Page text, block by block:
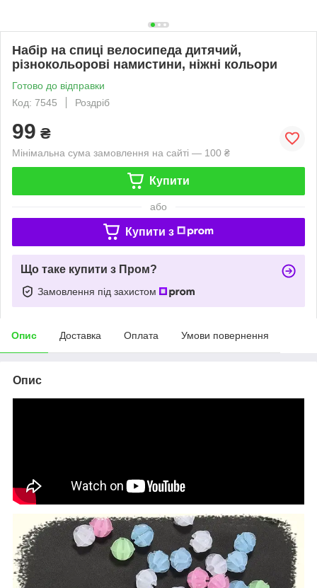
Набір на спиці велосипеда дитячий,
різнокольорові намистини, ніжні кольори
Готово до відправки
Код: 7545
Роздріб
99 ₴
Мінімальна сума замовлення на сайті — 100 ₴
Купити
або
Купити з
Що таке купити з Пром?
Замовлення під захистом
Опис Доставка Оплата Умови повернення
Опис